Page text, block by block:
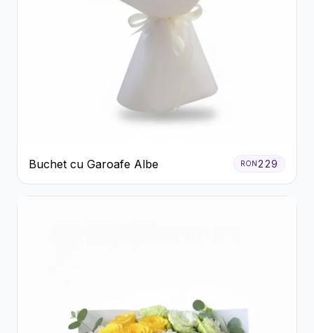
Buchet cu Garoafe Albe RON 229